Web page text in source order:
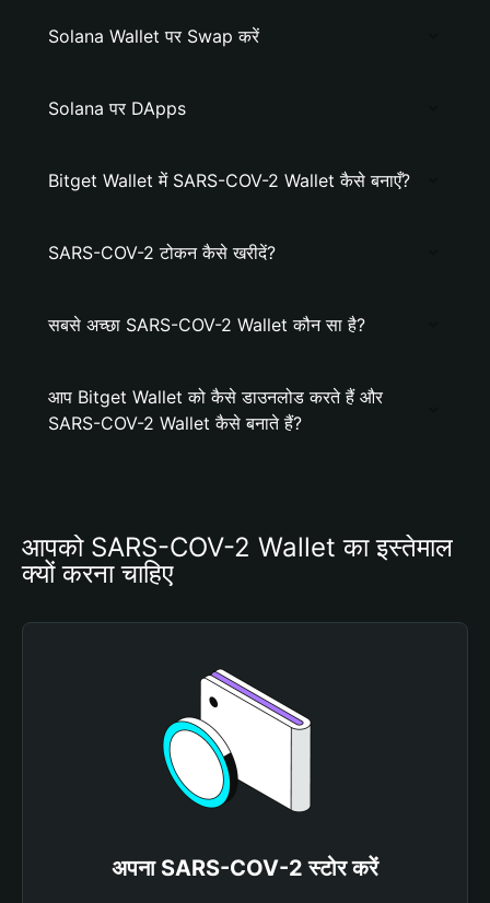
Solana Wallet पर Swap करें
Solana पर DApps
Bitget Wallet में SARS-COV-2 Wallet कैसे बनाएँ?
SARS-COV-2 टोकन कैसे खरीदें?
सबसे अच्छा SARS-COV-2 Wallet कौन सा है?
आप Bitget Wallet को कैसे डाउनलोड करते हैं और
SARS-COV-2 Wallet कैसे बनाते हैं?
आपको SARS-COV-2 Wallet का इस्तेमाल
क्यों करना चाहिए
अपना SARS-COV-2 स्टोर करें